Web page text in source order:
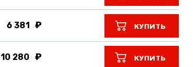
6 381 КУПИТЬ
10 280 КУПИТЬ